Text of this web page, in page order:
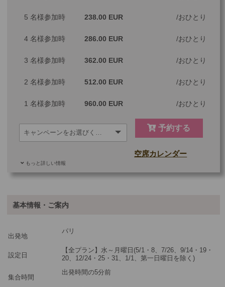
5 名様参加時 238.00 EUR おひとり
4 名様参加時 286.00 EUR おひとり
3 名様参加時 362.00 EUR おひとり
2 名様参加時 512.00 EUR おひとり
1 名様参加時 960.00 EUR おひとり
予約する
もっと詳しい情報
空席カレンダー
ツアーコード
基本情報・ご案内
出発地
パリ
設定日
【全プラン】水～月曜日(5/1・8、7/26、9/14・19・
20、12/24・25・31、1/1、第一日曜日を除く)
集合時間
出発時間の5分前